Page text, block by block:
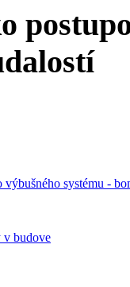
výbušného systému -
v budove